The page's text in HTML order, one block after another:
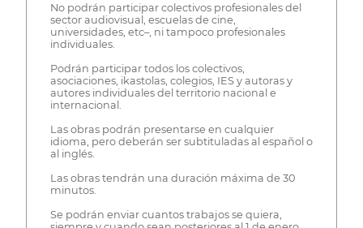
No podrán participar colectivos profesionales del
sector audiovisual, escuelas de cine,
universidades, etc–, ni tampoco profesionales
individuales.
Podrán participar todos los colectivos,
asociaciones, ikastolas, colegios, IES y autoras y
autores individuales del territorio nacional e
internacional.
Las obras podrán presentarse en cualquier
idioma, pero deberán ser subtituladas al español o
al inglés.
Las obras tendrán una duración máxima de 30
minutos.
Se podrán enviar cuantos trabajos se quiera,